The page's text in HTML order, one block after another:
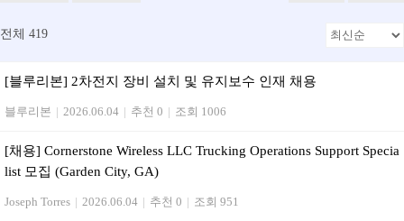
전체 419
[블루리본] 2차전지 장비 설치 및 유지보수 인재 채용
블루리본 | 2026.06.04 | 추천 0 | 조회 1006
[채용] Cornerstone Wireless LLC Trucking Operations Support Specia
list 모집 (Garden City, GA)
Joseph Torres | 2026.06.04 | 추천 0 | 조회 951